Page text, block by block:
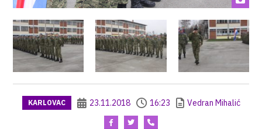
KARLOVAC 23.11.2018 16:23 Vedran Mihalić